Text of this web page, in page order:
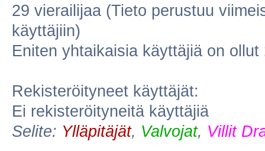
29 vierailijaa (Tieto perustuu
käyttäjiin)
Eniten yhtaikaisia käyttäjiä on ollut
Rekisteröityneet käyttäjät:
Ei rekisteröityneitä käyttäjiä
Selite: Ylläpitäjät, Valvojat, Villit